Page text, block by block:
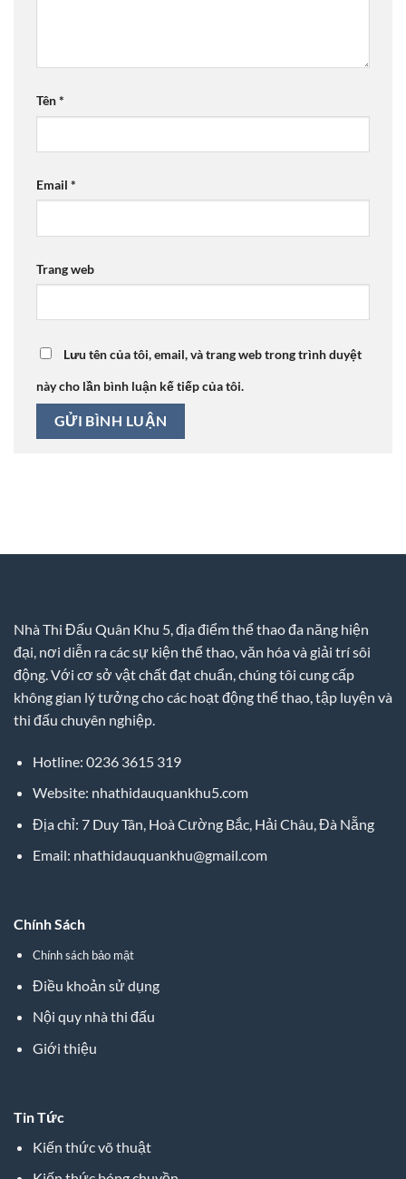
Tên*
Email *
Trang web
Lưu tên của tôi, email, và trang web trong trình duyệt
này cho lần bình luận kế tiếp của tôi.
Nhà Thi Đấu Quân Khu 5, địa điểm thể thao đa năng hiện
đại, nơi diễn ra các sự kiện thể thao, văn hóa và giải trí sôi
động. Với cơ sở vật chất đạt chuẩn, chúng tôi cung cấp
không gian lý tưởng cho các hoạt động thể thao, tập luyện và
thi đấu chuyên nghiệp.
Hotline: 0236 3615 319
Website: nhathidauquankhu5.com
Địa chỉ: 7 Duy Tân, Hoà Cường Bắc, Hải Châu, Đà Nẵng
Email: nhathidauquankhu@gmail.com
Chính Sách
Chính sách bảo mật
Điều khoản sử dụng
Nội quy nhà thi đấu
Giới thiệu
Tin Tức
Kiến thức võ thuật